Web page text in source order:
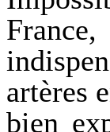
artères
bien